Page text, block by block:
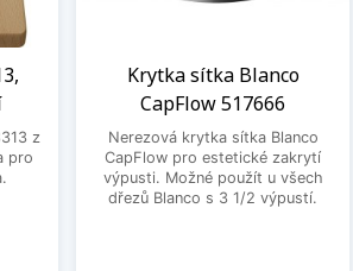
z
pro
Krytka sítka Blanco
CapFlow 517666
Nerezová krytka sítka Blanco
CapFlow pro estetické zakrytí
výpusti. Možné použít u všech
dřezů Blanco s 3 1/2 výpustí.